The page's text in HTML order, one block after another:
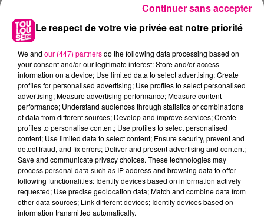
22 juillet 2026
Toulouse : circulation perturbée dans le
secteur François Verdier...
Le respect de votre vie privée est notre priorité
We and our (447) partnersdo the following data processing based on
your consent and/or our legitimate interest: Store and/or access
information on a device; Use limited data to select advertising; Create
profiles for personalised advertising; Use profiles to select personalised
advertising; Measure advertising performance; Measure content
performance; Understand audiences through statistics or combinations
of data from different sources; Develop and improve services; Create
profiles to personalise content; Use profiles to select personalised
content; Use limited data to select content; Ensure security, prevent and
detect fraud, and fix errors; Deliver and present advertising and content;
Save and communicate privacy choices. These technologies may
process personal data such as IP address and browsing data to offer
following functionalities: Identify devices based on information actively
requested; Use precise geolocation data; Match and combine data from
other data sources; Link different devices; Identify devices based on
information transmitted automatically.
Continuer sans accepter